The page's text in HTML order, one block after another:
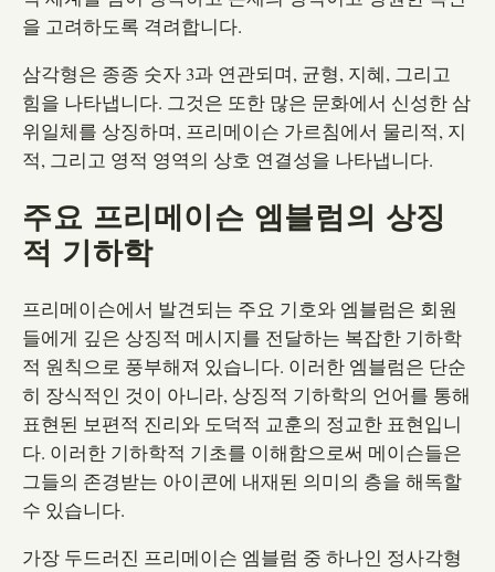
을 고려하도록 격려합니다.
삼각형은 종종 숫자 3과 연관되며, 균형, 지혜, 그리고
힘을 나타냅니다. 그것은 또한 많은 문화에서 신성한 삼
위일체를 상징하며, 프리메이슨 가르침에서 물리적, 지
적, 그리고 영적 영역의 상호 연결성을 나타냅니다.
주요 프리메이슨 엠블럼의 상징
적 기하학
프리메이슨에서 발견되는 주요 기호와 엠블럼은 회원
들에게 깊은 상징적 메시지를 전달하는 복잡한 기하학
적 원칙으로 풍부해져 있습니다. 이러한 엠블럼은 단순
히 장식적인 것이 아니라, 상징적 기하학의 언어를 통해
표현된 보편적 진리와 도덕적 교훈의 정교한 표현입니
다. 이러한 기하학적 기초를 이해함으로써 메이슨들은
그들의 존경받는 아이콘에 내재된 의미의 층을 해독할
수 있습니다.
가장 두드러진 프리메이슨 엠블럼 중 하나인 정사각형